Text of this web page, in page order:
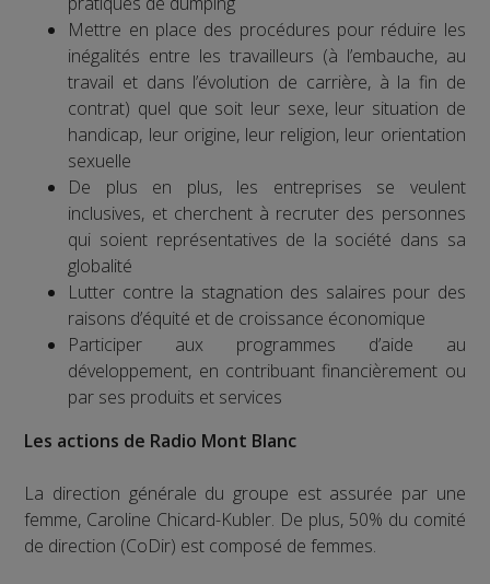
Mettre en place des procédures pour réduire les
inégalités entre les travailleurs (à l’embauche, au
travail et dans l’évolution de carrière, à la fin de
contrat) quel que soit leur sexe, leur situation de
handicap, leur origine, leur religion, leur orientation
sexuelle
De plus en plus, les entreprises se veulent
inclusives, et cherchent à recruter des personnes
qui soient représentatives de la société dans sa
globalité
Lutter contre la stagnation des salaires pour des
raisons d’équité et de croissance économique
Participer aux programmes d’aide au
développement, en contribuant financièrement ou
par ses produits et services
Les actions de Radio Mont Blanc
La direction générale du groupe est assurée par une
femme, Caroline Chicard-Kubler. De plus, 50% du comité
de direction (CoDir) est composé de femmes.